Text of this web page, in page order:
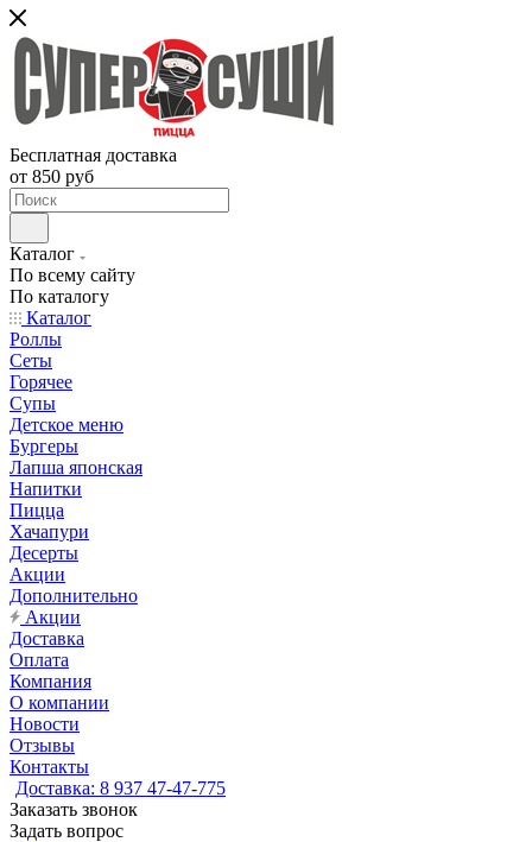
Бесплатная доставка
от 850 руб
Каталог
По всему сайту
По каталогу
Каталог
Роллы
Сеты
Горячее
Супы
Детское меню
Бургеры
Лапша японская
Напитки
Пицца
Хачапури
Десерты
Акции
Дополнительно
Акции
Доставка
Оплата
Компания
О компании
Новости
Отзывы
Контакты
Доставка: 8 937 47-47-775
Заказать звонок
Задать вопрос